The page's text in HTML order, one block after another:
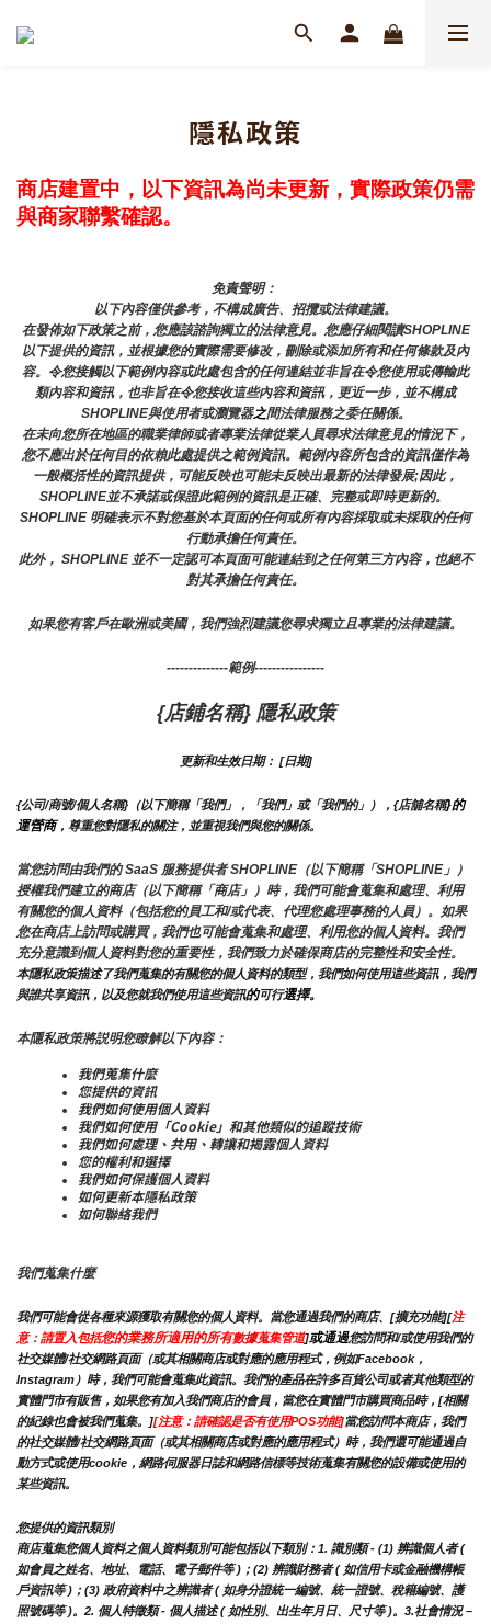
隱私政策
商店建置中，以下資訊為尚未更新，實際政策仍需
與商家聯繫確認。
免責聲明：
以下內容僅供參考，不構成廣告、招攬或法律建議。
在發佈如下政策之前，您應該諮詢獨立的法律意見。您應仔細閱讀SHOPLINE
以下提供的資訊，並根據您的實際需要修改，刪除或添加所有和任何條款及內
容。令您接觸以下範例內容或此處包含的任何連結並非旨在令您使用或傳輸此
類內容和資訊，也非旨在令您接收這些內容和資訊，更近一步，並不構成
SHOPLINE與使用者或瀏覽器之間法律服務之委任關係。
在未向您所在地區的職業律師或者專業法律從業人員尋求法律意見的情況下，
您不應出於任何目的依賴此處提供之範例資訊。範例內容所包含的資訊僅作為
一般概括性的資訊提供，可能反映也可能未反映出最新的法律發展;因此，
SHOPLINE並不承諾或保證此範例的資訊是正確、完整或即時更新的。
SHOPLINE 明確表示不對您基於本頁面的任何或所有內容採取或未採取的任何
行動承擔任何責任。
此外， SHOPLINE 並不一定認可本頁面可能連結到之任何第三方內容，也絕不
對其承擔任何責任。
如果您有客戶在歐洲或美國，我們強烈建議您尋求獨立且專業的法律建議。
--------------範例----------------
{店鋪名稱} 隱私政策
更新和生效日期： [日期]
{公司/商號/個人名稱}（以下簡稱「我們」，「我們」或「我們的」），{店舖名稱}的
運營商，尊重您對隱私的關注，並重視我們與您的關係。
當您訪問由我們的 SaaS 服務提供者 SHOPLINE（以下簡稱「SHOPLINE」）
授權我們建立的商店（以下簡稱「商店」）時，我們可能會蒐集和處理、利用
有關您的個人資料（包括您的員工和/或代表、代理您處理事務的人員）。如果
您在商店上訪問或購買，我們也可能會蒐集和處理、利用您的個人資料。我們
充分意識到個人資料對您的重要性，我們致力於確保商店的完整性和安全性。
本隱私政策描述了我們蒐集的有關您的個人資料的類型，我們如何使用這些資訊，我們
與誰共享資訊，以及您就我們使用這些資訊的可行選擇。
本隱私政策將説明您瞭解以下內容：
我們蒐集什麼
您提供的資訊
我們如何使用個人資料
我們如何使用「Cookie」和其他類似的追蹤技術
我們如何處理、共用、轉讓和揭露個人資料
您的權利和選擇
我們如何保護個人資料
如何更新本隱私政策
如何聯絡我們
我們蒐集什麼
我們可能會從各種來源獲取有關您的個人資料。當您通過我們的商店、[擴充功能][注
意：請置入包括您的業務所適用的所有數據蒐集管道]或通過您訪問和/或使用我們的
社交媒體/社交網路頁面（或其相關商店或對應的應用程式，例如Facebook，
Instagram）時，我們可能會蒐集此資訊。我們的產品在許多百貨公司或者其他類型的
實體門市有販售，如果您有加入我們商店的會員，當您在實體門市購買商品時，[相關
的紀錄也會被我們蒐集。][注意：請確認是否有使用POS功能]當您訪問本商店，我們
的社交媒體/社交網路頁面（或其相關商店或對應的應用程式）時，我們還可能通過自
動方式或使用cookie，網路伺服器日誌和網路信標等技術蒐集有關您的設備或使用的
某些資訊。
您提供的資訊類別
商店蒐集您個人資料之個人資料類別可能包括以下類別：1. 識別類 - (1) 辨識個人者 (
如會員之姓名、地址、電話、電子郵件等 )；(2) 辨識財務者 ( 如信用卡或金融機構帳
戶資訊等 )；(3) 政府資料中之辨識者 ( 如身分證統一編號、統一證號、稅籍編號、護
照號碼等 )。2. 個人特徵類 - 個人描述 ( 如性別、出生年月日、尺寸等 )。3.社會情況 –